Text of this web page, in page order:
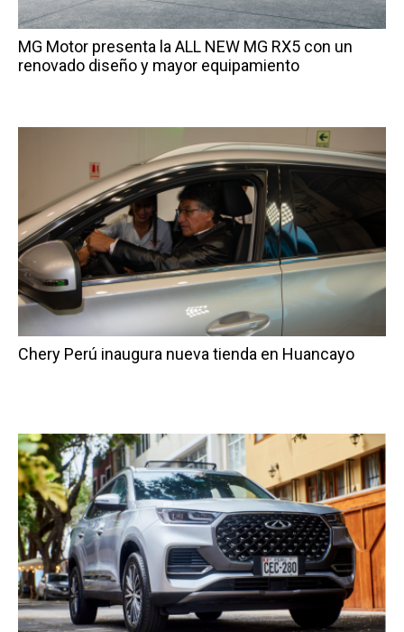
MG Motor presenta la ALL NEW MG RX5 con un
renovado diseño y mayor equipamiento
Chery Perú inaugura nueva tienda en Huancayo